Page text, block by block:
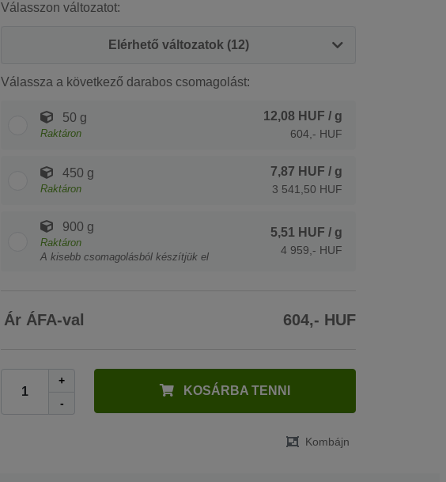
Válasszon változatot:
Elérhető változatok (12)
Válassza a következő darabos csomagolást:
50 g
Raktáron
12,08 HUF / g
604,- HUF
450 g
Raktáron
7,87 HUF / g
3 541,50 HUF
900 g
Raktáron
A kisebb csomagolásból készítjük el
5,51 HUF / g
4 959,- HUF
Ár ÁFA-val 604,- HUF
+
-
KOSÁRBA TENNI
Kombájn